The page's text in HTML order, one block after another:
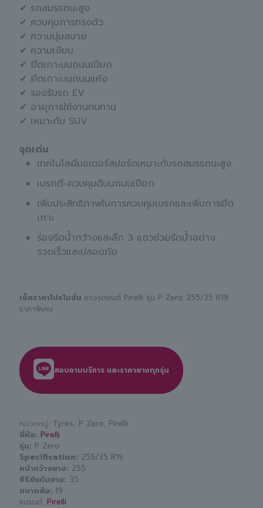
✔ รถสมรรถนะสูง
✔ ควบคุมการทรงตัว
✔ ความนุ่มสบาย
✔ ความเงียบ
✔ ยึดเกาะบนถนนเปียก
✔ ยึดเกาะบนถนนแห้ง
✔ รองรับรถ EV
✔ อายุการใช้งานทนทาน
✔ เหมาะกับ SUV
จุดเด่น
เทคโนโลยีมอเตอร์สปอร์ตเหมาะกับรถสมรรถนะสูง
เบรกดี-ควบคุมดีบนถนนเปียก
เพิ่มประสิทธิภาพในการควบคุมเบรกและเพิ่มการยึด
เกาะ
ร่องรีดน้ำกว้างและลึก 3 แถวช่วยรัดน้ำอย่าง
รวดเร็วและปลอดภัย
เช็คราคาโปรโมชั่น ยางรถยนต์ Pirelli รุ่น P Zero 255/35 R19
ราคาพิเศษ
สอบถามบริการ และราคายางทุกรุ่น
หมวดหมู่: Tyres, P Zero, Pirelli
ยี่ห้อ Pirelli
รุ่น P Zero
Specification 255/35 R19
หน้ากว้างยาง 255
ซีรีย์แก้มยาง 35
ขนาดล้อ 19
แบรนด์: Pirelli